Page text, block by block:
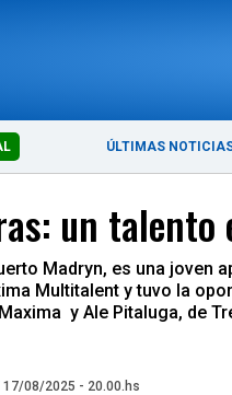
ÚLTIMAS
un
Madryn, es una joven
Multitalent y tuvo la
y Ale Pitaluga, de
17/08/2025 - 20.00.hs